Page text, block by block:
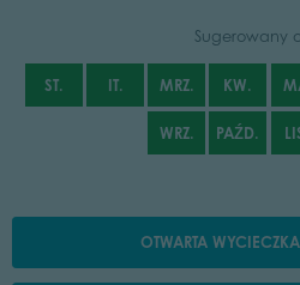
Sugerowany
ST. IT. MRZ. KW.
WRZ. PAŹD.
OTWARTA